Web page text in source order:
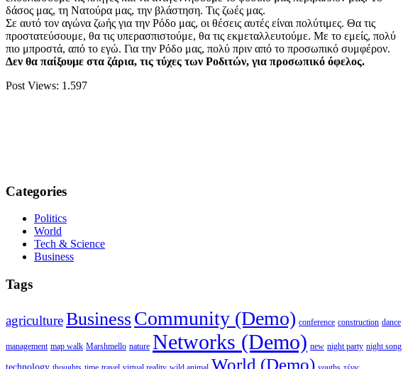
δάσος μας, τη Νατούρα μας, την βλάστηση. Τις ζωές μας.
Σε αυτό τον αγώνα ζωής για την Ρόδο μας, οι θέσεις αυτές είναι πολύτιμες. Θα τις
προστατεύσουμε, θα τις υπερασπιστούμε, θα τις εκμεταλλευτούμε. Με το εμείς, πολύ
πιο μπροστά, από το εγώ. Για την Ρόδο μας, πολύ πριν από το προσωπικό συμφέρον.
Δεν θα παίξουμε στα ζάρια, τις τύχες των Ροδιτών, για προσωπικό όφελος.
Post Views: 1.597
Categories
Politics
World
Tech & Science
Business
Tags
agricultureBusinessCommunity (Demo) conference construction dance
management map walk Marshmello nature Networks (Demo) new night party night song
World (Demo)